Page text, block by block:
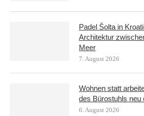
Padel Šolta in
Architektur
Meer
7. August 2026
Wohnen statt
des Bürostuhls neu
6. August 2026